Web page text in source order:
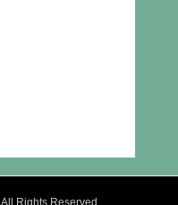
All Rights Reserved.